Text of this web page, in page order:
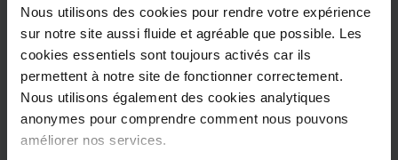
Nous utilisons des cookies pour rendre votre expérience
sur notre site aussi fluide et agréable que possible. Les
cookies essentiels sont toujours activés car ils
permettent à notre site de fonctionner correctement.
Nous utilisons également des cookies analytiques
anonymes pour comprendre comment nous pouvons
améliorer nos services.
Marvin Gehrsitz
Garé du 29/05/2026 au 05/06/2026